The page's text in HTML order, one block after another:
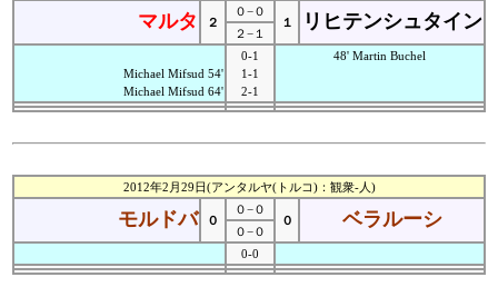
マルタ ２
０−０
１
リヒテンシュタイン
２−１
Michael Mifsud 54'
Michael Mifsud 64'
0-1
1-1
2-1
48' Martin Buchel
2012年2月29日(アンタルヤ(トルコ)：観衆-人)
モルドバ ０
０−０
０
ベラルーシ
０−０
0-0